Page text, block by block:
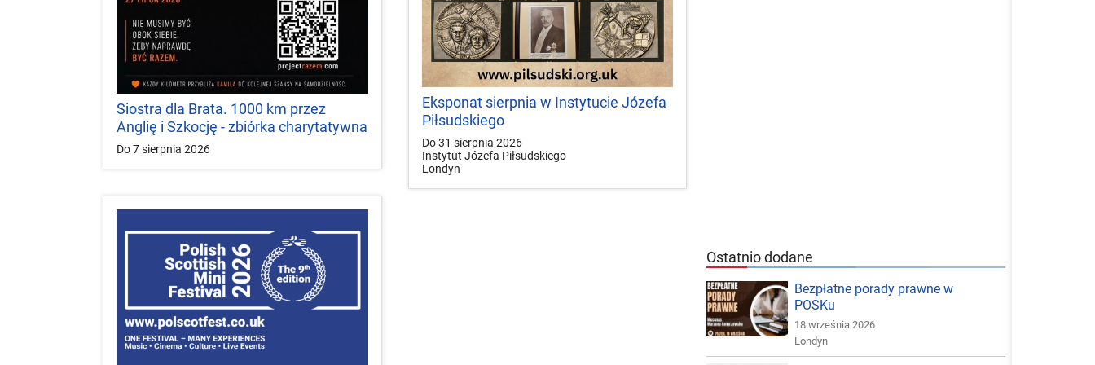
Siostra dla Brata. 1000 km przez
Anglię i Szkocję - zbiórka charytatywna
Do 7 sierpnia 2026
Eksponat sierpnia w Instytucie Józefa
Piłsudskiego
Do 31 sierpnia 2026
Instytut Józefa Piłsudskiego
Londyn
Ostatnio dodane
Bezpłatne porady prawne w
POSKu
18 września 2026
Londyn